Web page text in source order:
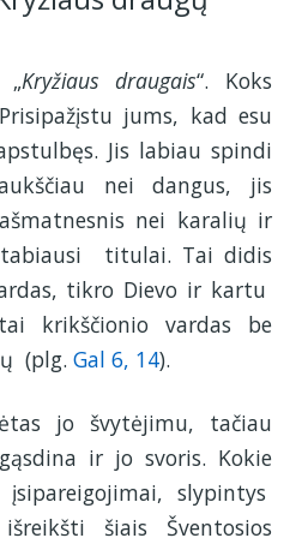
„Kryžiaus draugais“. Koks
jums, kad esu
Jis labiau spindi
nei dangus, jis
nei karalių ir
titulai. Tai didis
tikro Dievo ir kartu
krikščionio vardas be
(plg. Gal 6, 14).
jo švytėjimu, tačiau
ir jo svoris. Kokie
slypintys
šiais Šventosios